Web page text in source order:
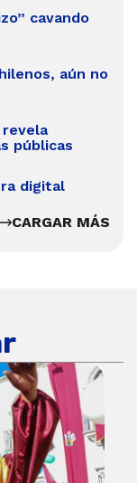
cavando
aún no
revela
públicas
digital
CARGAR MÁS